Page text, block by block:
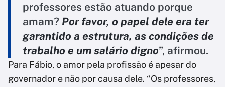
professores estão atuando porque
amam? Por favor, o papel dele era ter
garantido a estrutura, as condições de
trabalho e um salário digno”, afirmou.
Para Fábio, o amor pela profissão é apesar do
governador e não por causa dele. “Os professores,